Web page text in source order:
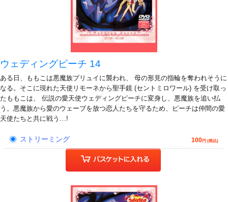
ウェディングピーチ 14
ある日、ももこは悪魔族プリュイに襲われ、 母の形見の指輪を奪われそうに
なる。そこに現れた天使リモーネから聖手鏡 (セントミロワール) を受け取っ
たももこは、 伝説の愛天使ウェディングピーチに変身し、悪魔族を追い払
う。悪魔族から愛のウェーブを放つ恋人たちを守るため、ピーチは仲間の愛
天使たちと共に戦う…!
ストリーミング 100円 (税込)